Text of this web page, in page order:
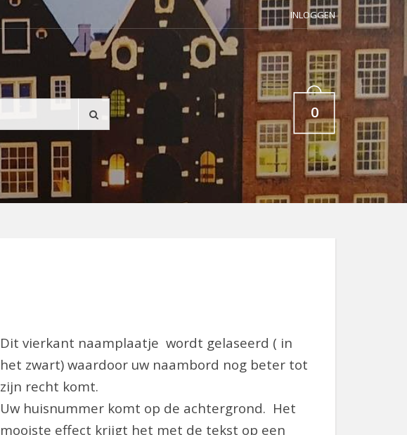
INLOGGEN
0
Dit vierkant naamplaatje wordt gelaseerd ( in
het zwart) waardoor uw naambord nog beter tot
zijn recht komt.
Uw huisnummer komt op de achtergrond. Het
mooiste effect krijgt het met de tekst op een